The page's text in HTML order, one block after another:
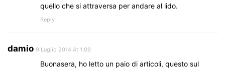
quello che si attraversa per andare al lido.
Reply
damio 9 Luglio 2014 At 1:09
Buonasera, ho letto un paio di articoli, questo sul